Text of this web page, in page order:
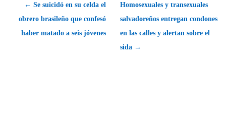
← Se suicidó en su celda el
obrero brasileño que confesó
haber matado a seis jóvenes
Homosexuales y transexuales
salvadoreños entregan condones
en las calles y alertan sobre el
sida →